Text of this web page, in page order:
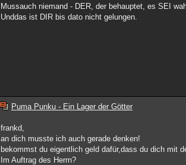
Mussauch niemand - DER, der behauptet, es SEI
Unddas ist DIR bis dato nicht gelungen.
Puma Punku - Ein Lager der Götter
frankd,
an dich musste ich auch gerade denken!
bekommst du eigentlich geld dafür,dass du dich mit
Im Auftrag des Herrn?